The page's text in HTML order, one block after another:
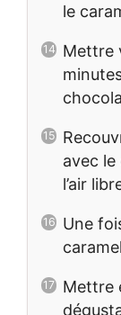
le
Mettre
avec
l’air
Une
Mettre